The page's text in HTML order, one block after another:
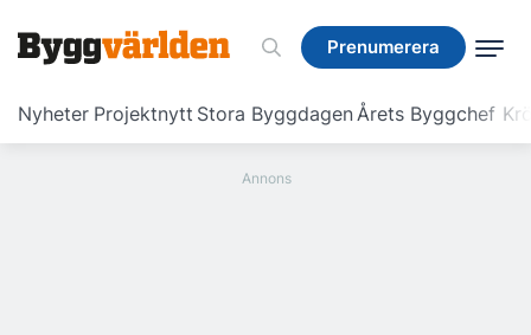
Prenumerera
Nyheter Projektnytt Stora ByggdagenÅrets Byggchef
Prenumerera